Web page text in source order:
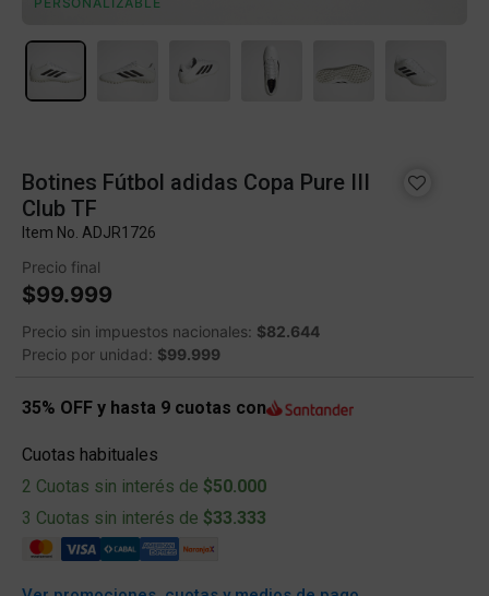
Botines Fútbol adidas Copa Pure III
Club TF
Item No. ADJR1726
Precio final
$99.999
Precio sin impuestos nacionales: $82.644
Precio por unidad: $99.999
35% OFF y hasta 9 cuotas con
Cuotas habituales
2 Cuotas sin interés de $50.000
3 Cuotas sin interés de $33.333